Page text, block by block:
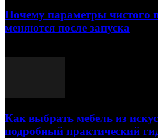
Почему параметры чистого
меняются после запуска
Как выбрать мебель из
подробный практический